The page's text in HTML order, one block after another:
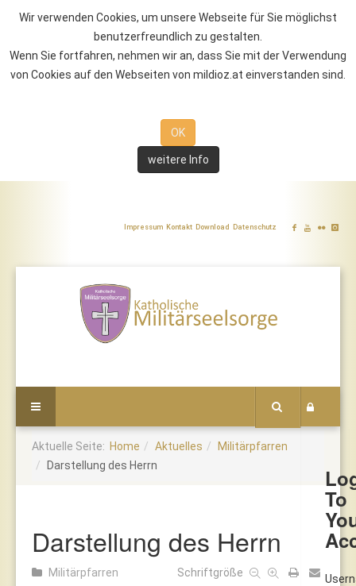
Wir verwenden Cookies, um unsere Webseite für Sie möglichst
benutzerfreundlich zu gestalten.
Wenn Sie fortfahren, nehmen wir an, dass Sie mit der Verwendung
von Cookies auf den Webseiten von mildioz.at einverstanden sind.
OK
weitere Info
Impressum Kontakt Download Datenschutz
To
Aktuelle Seite: Home Aktuelles
Militärpfarren
Darstellung des Herrn
Darstellung des Herrn
Militärpfarren
Schriftgröße